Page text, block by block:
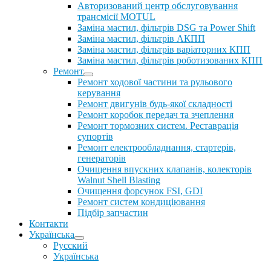
Авторизований центр обслуговування
трансмісії MOTUL
Заміна мастил, фільтрів DSG та Power Shift
Заміна мастил, фільтрів АКПП
Заміна мастил, фільтрів варіаторних КПП
Заміна мастил, фільтрів роботизованих КПП
Ремонт
Ремонт ходової частини та рульового
керування
Ремонт двигунів будь-якої складності
Ремонт коробок передач та зчеплення
Ремонт тормозних систем. Реставрація
супортів
Ремонт електрообладнання, стартерів,
генераторів
Очищення впускних клапанів, колекторів
Walnut Shell Blasting
Очищення форсунок FSI, GDI
Ремонт систем кондиціювання
Підбір запчастин
Контакти
Українська
Русский
Українська